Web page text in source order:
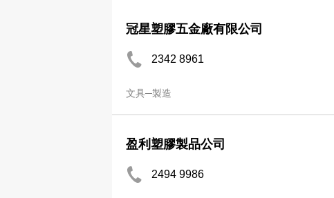
冠星塑膠五金廠有限公司
2342 8961
文具─製造
盈利塑膠製品公司
2494 9986